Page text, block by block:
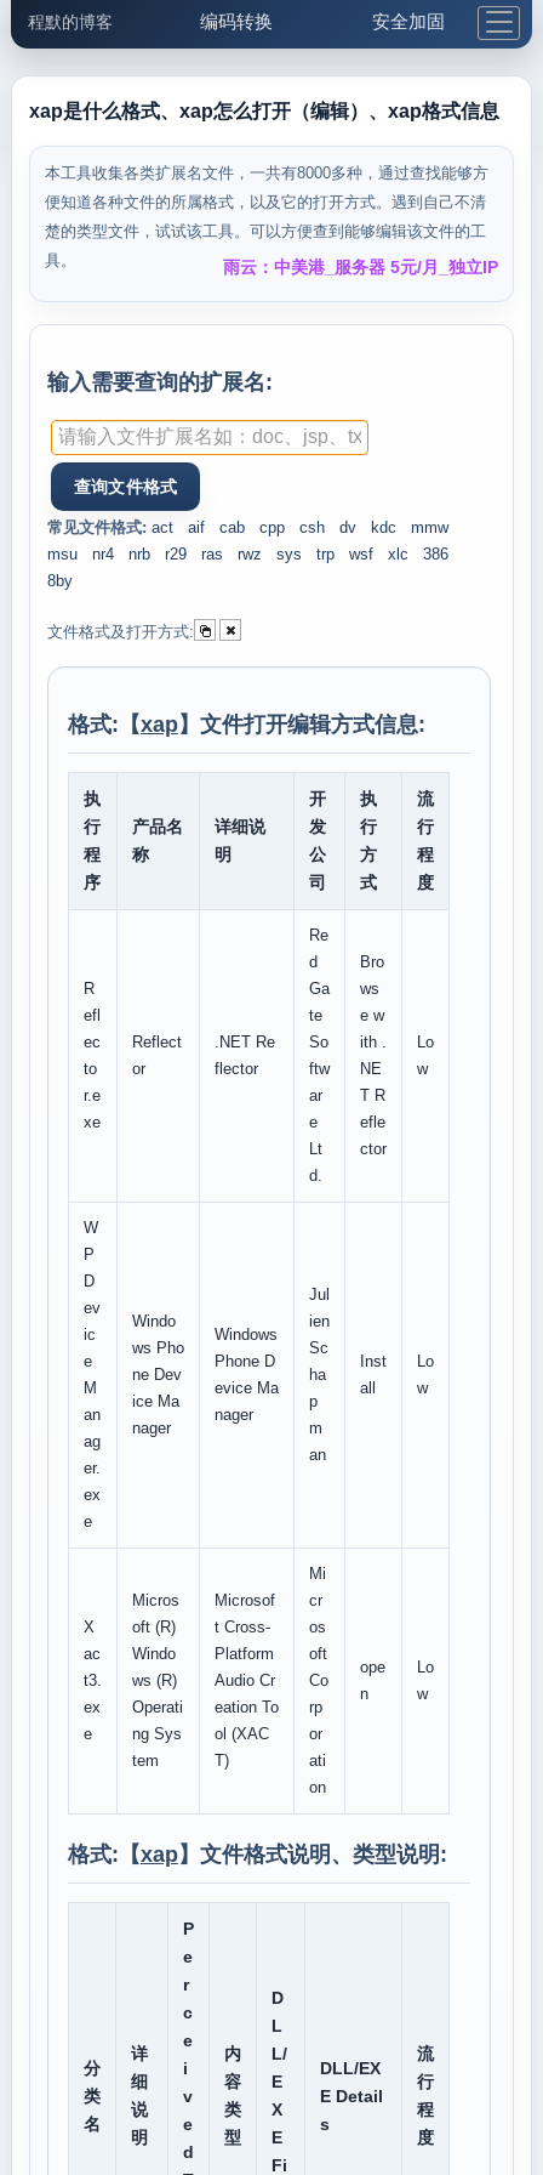
程默的博客 编码转换 安全加固
邮件工具 生活便民 更多工具
5.1支付宝大红包
xap是什么格式、xap怎么打开（编辑）、xap格式信息
本工具收集各类扩展名文件，一共有8000多种，通过查找能够方
便知道各种文件的所属格式，以及它的打开方式。遇到自己不清
楚的类型文件，试试该工具。可以方便查到能够编辑该文件的工
具。
雨云：中美港_服务器 5元/月_独立IP
输入需要查询的扩展名:
常见文件格式: act aif cab cpp csh dv kdc
mmw
msu
nr4 nrb r29 ras rwz sys trp wsf xlc
386
8by
文件格式及打开方式:
格式:【xap】文件打开编辑方式信息:
执
行
程
序
产品名
称
详细说
明
开
发
公
司
执
行
方
式
流
行
程
度
R
efl
ec
to
r.e
xe
Reflect
or
.NET Re
flector
Re
d
Ga
te
So
ftw
ar
e
Lt
d.
Bro
ws
e w
ith .
NE
T R
efle
ctor
Lo
w
W
P
D
ev
ic
e
M
an
ag
er.
ex
e
Windo
ws Pho
ne Dev
ice Ma
nager
Windows
Phone D
evice Ma
nager
Jul
ien
Sc
ha
p
m
an
Inst
all
Lo
w
X
ac
t3.
ex
e
Micros
oft (R)
Windo
ws (R)
Operati
ng Sys
tem
Microsof
t Cross-
Platform
Audio Cr
eation To
ol (XAC
T)
Mi
cr
os
oft
Co
rp
or
ati
on
ope
n
Lo
w
格式:【xap】文件格式说明、类型说明:
分
类
名
详
细
说
明
P
e
r
c
e
i
v
e
d
内
容
类
型
D
L
L/
E
X
E
Fi
DLL/EX
E Detail
s
流
行
程
度